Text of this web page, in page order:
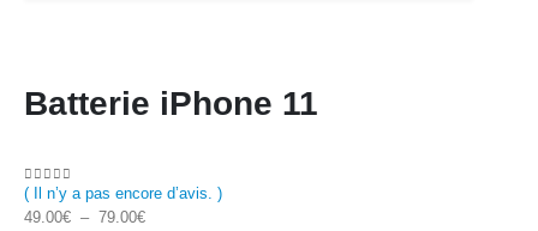
Batterie iPhone 11
0 Sur 5
( Il n’y a pas encore d’avis. )
49.00€ – 79.00€